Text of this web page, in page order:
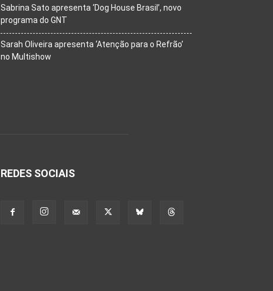
Sabrina Sato apresenta ‘Dog House Brasil’, novo
programa do GNT
Sarah Oliveira apresenta ‘Atenção para o Refrão’
no Multishow
REDES SOCIAIS